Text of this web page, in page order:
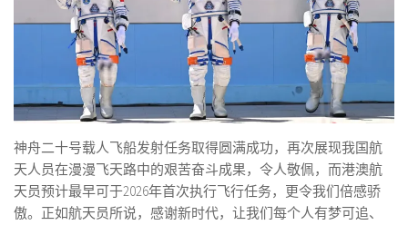
神舟二十号载人飞船发射任务取得圆满成功，再次展现我国航
天人员在漫漫飞天路中的艰苦奋斗成果，令人敬佩，而港澳航
天员预计最早可于2026年首次执行飞行任务，更令我们倍感骄
傲。正如航天员所说，感谢新时代，让我们每个人有梦可追、